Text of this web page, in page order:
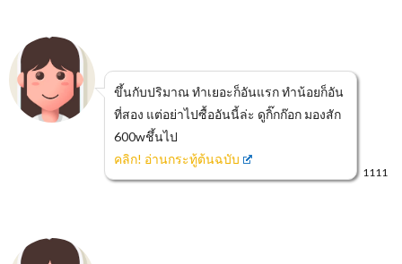
ขึ้นกับปริมาณ ทำเยอะก็อันแรก ทำน้อยก็อัน
ที่สอง แต่อย่าไปซื้ออันนี้ล่ะ ดูกิ๊กก๊อก มองสัก
600wชึ้นไป
คลิก! อ่านกระทู้ต้นฉบับ
1111